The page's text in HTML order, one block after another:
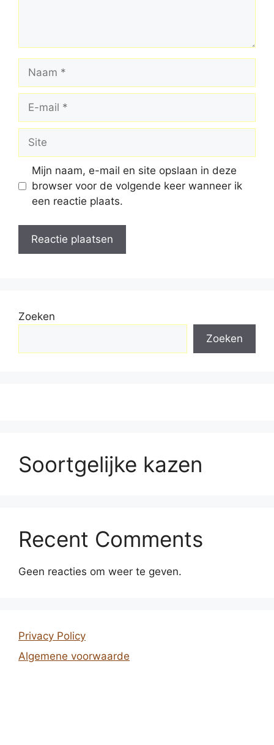
Naam
Site
Mijn naam, e-mail en site opslaan in deze
browser voor de volgende keer wanneer ik
een reactie plaats.
Zoeken
Zoeken
Soortgelijke kazen
Recent Comments
Geen reacties om weer te geven.
Privacy Policy
Algemene voorwaarde